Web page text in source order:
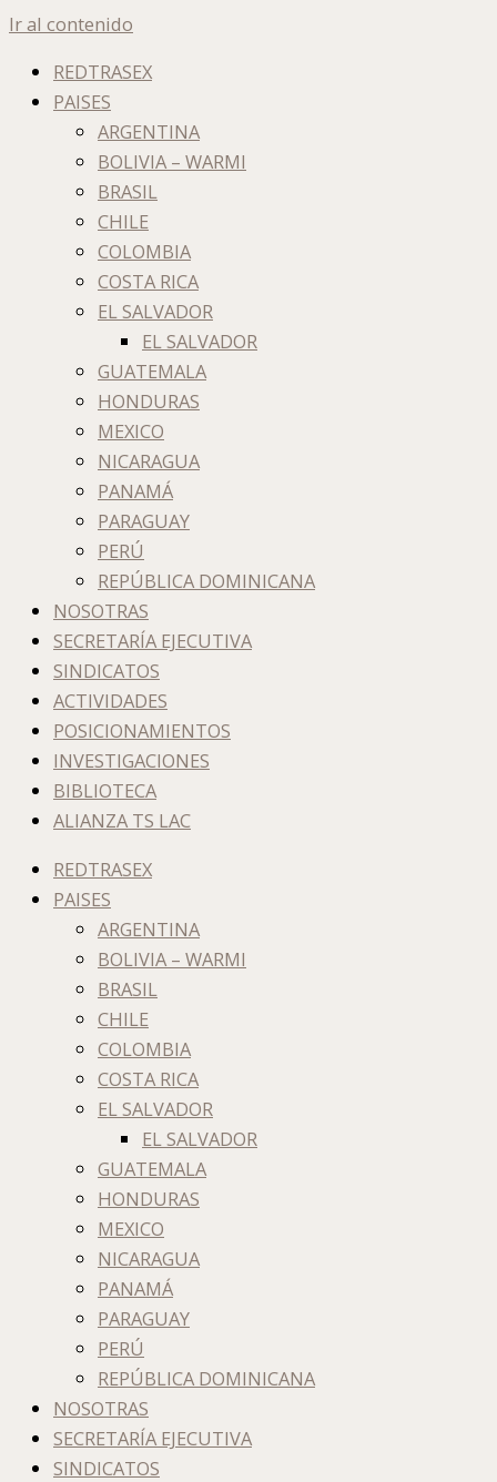
Ir al contenido
REDTRASEX
PAISES
ARGENTINA
BOLIVIA – WARMI
BRASIL
CHILE
COLOMBIA
COSTA RICA
EL SALVADOR
EL SALVADOR
GUATEMALA
HONDURAS
MEXICO
NICARAGUA
PANAMÁ
PARAGUAY
PERÚ
REPÚBLICA DOMINICANA
NOSOTRAS
SECRETARÍA EJECUTIVA
SINDICATOS
ACTIVIDADES
POSICIONAMIENTOS
INVESTIGACIONES
BIBLIOTECA
ALIANZA TS LAC
REDTRASEX
PAISES
ARGENTINA
BOLIVIA – WARMI
BRASIL
CHILE
COLOMBIA
COSTA RICA
EL SALVADOR
EL SALVADOR
GUATEMALA
HONDURAS
MEXICO
NICARAGUA
PANAMÁ
PARAGUAY
PERÚ
REPÚBLICA DOMINICANA
NOSOTRAS
SECRETARÍA EJECUTIVA
SINDICATOS